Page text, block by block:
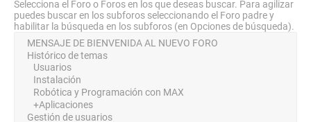
Selecciona el Foro o Foros en los que deseas buscar. Para agilizar
puedes buscar en los subforos seleccionando el Foro padre y
habilitar la búsqueda en los subforos (en Opciones de búsqueda).